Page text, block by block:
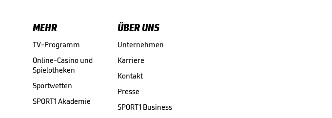
MEHR
TV-Programm
Online-Casino und
Spielotheken
Sportwetten
SPORT1 Akademie
ÜBER UNS
Unternehmen
Karriere
Kontakt
Presse
SPORT1 Business